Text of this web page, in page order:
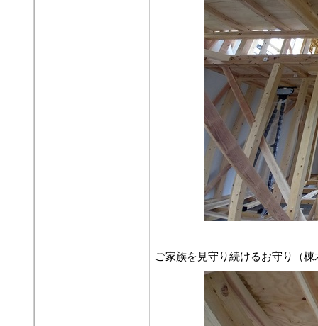
ご家族を見守り続けるお守り（